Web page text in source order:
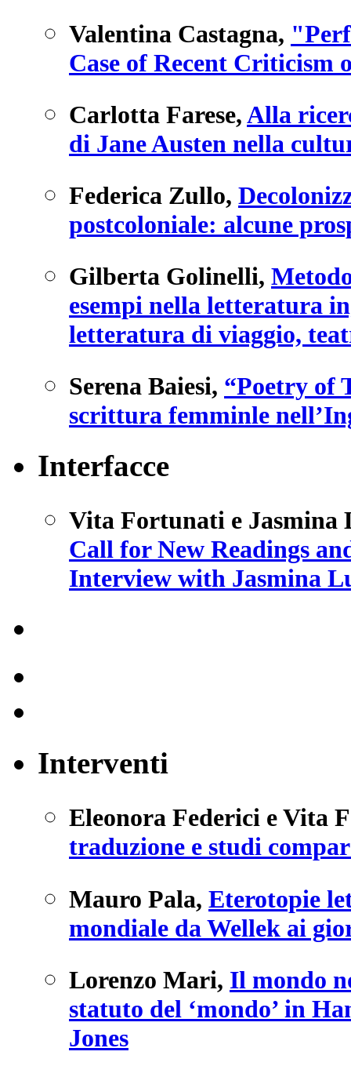
Valentina Castagna,
Case of Recent Criticism
Carlotta Farese,Alla
di Jane Austen nella
Federica Zullo,
postcoloniale: alcune
Gilberta Golinelli,
esempi nella letteratura
letteratura di viaggio,
Serena Baiesi, “Poetry of
scrittura femminle
Interfacce
Vita Fortunati e Jasmina
Call for New Readings
Interview with Jasmina
Interventi
Eleonora Federici e Vita
traduzione e studi
Mauro Pala, Eterotopie
mondiale da Wellek ai
Lorenzo Mari, Il mondo
statuto del ‘mondo’ in
Jones